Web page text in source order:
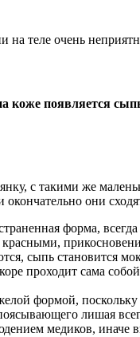
на теле очень
коже появляется
с такими же
окончательно они
форма,
красными,
сыпь становится
проходит сама
формой,
лишая
медиков,